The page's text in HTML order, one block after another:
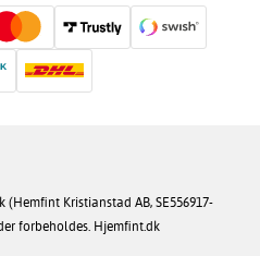
Kristianstad AB, SE556917-
forbeholdes. Hjemfint.dk